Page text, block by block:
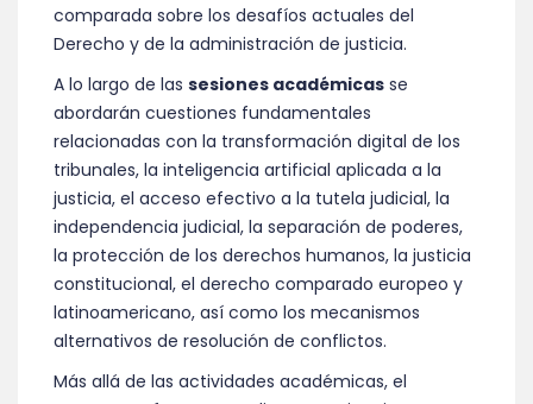
comparada sobre los desafíos actuales del
Derecho y de la administración de justicia.
A lo largo de las sesiones académicas se
abordarán cuestiones fundamentales
relacionadas con la transformación digital de los
tribunales, la inteligencia artificial aplicada a la
justicia, el acceso efectivo a la tutela judicial, la
independencia judicial, la separación de poderes,
la protección de los derechos humanos, la justicia
constitucional, el derecho comparado europeo y
latinoamericano, así como los mecanismos
alternativos de resolución de conflictos.
Más allá de las actividades académicas, el